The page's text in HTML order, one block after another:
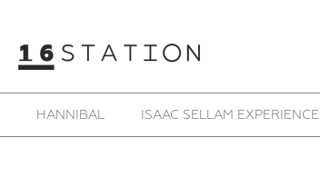
HANNIBAL ISAAC SELLAM EXPERIENCE